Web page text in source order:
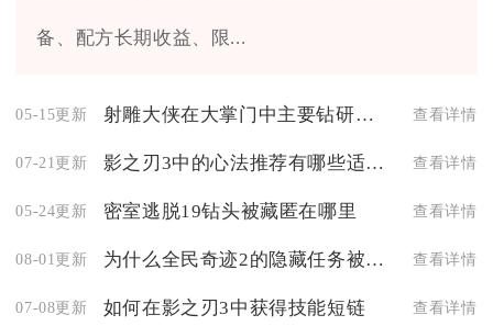
备、配方长期收益、限...
05-15更新 射雕大侠在大掌门中主要钻研什么技术 查看详情
07-21更新 影之刃3中的心法推荐有哪些适合辅助职业使用 查看详情
05-24更新 密室逃脱19钻头被藏匿在哪里 查看详情
08-01更新 为什么全民奇迹2的隐藏任务被称为仁慈的心 查看详情
07-08更新 如何在影之刃3中获得技能短链 查看详情